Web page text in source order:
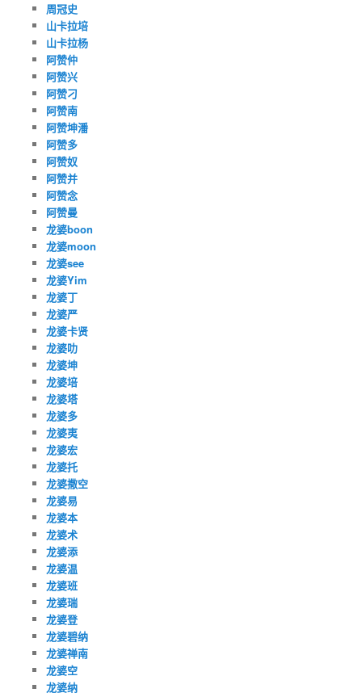
周冠史
山卡拉培
山卡拉杨
阿赞仲
阿赞兴
阿赞刁
阿赞南
阿赞坤潘
阿赞多
阿赞奴
阿赞并
阿赞念
阿赞曼
龙婆boon
龙婆moon
龙婆see
龙婆Yim
龙婆丁
龙婆严
龙婆卡贤
龙婆叻
龙婆坤
龙婆培
龙婆塔
龙婆多
龙婆夷
龙婆宏
龙婆托
龙婆撒空
龙婆易
龙婆本
龙婆术
龙婆添
龙婆温
龙婆班
龙婆瑞
龙婆登
龙婆碧纳
龙婆禅南
龙婆空
龙婆纳